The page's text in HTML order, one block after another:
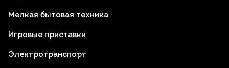
Мелкая бытовая техника
Игровые приставки
Электротранспорт